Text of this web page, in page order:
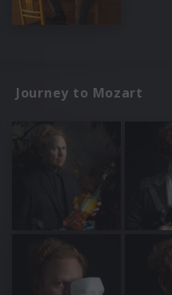
Journey to Mozart